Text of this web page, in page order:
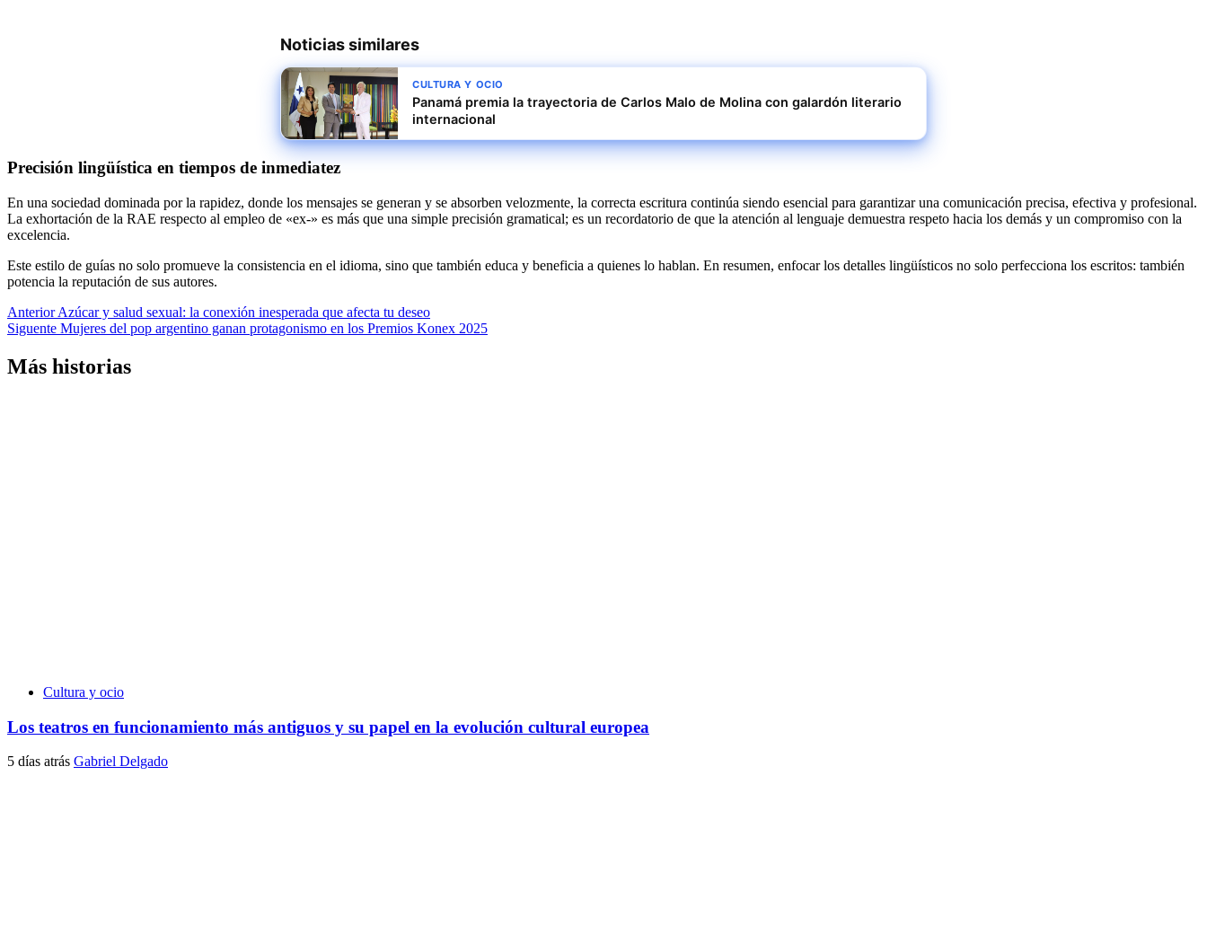
Noticias similares
CULTURA Y OCIO
Panamá premia la trayectoria de Carlos Malo de Molina con galardón literario
internacional
Precisión lingüística en tiempos de inmediatez
En una sociedad dominada por la rapidez, donde los mensajes se generan y se absorben velozmente, la correcta escritura continúa siendo esencial para garantizar una comunicación precisa, efectiva y profesional.
La exhortación de la RAE respecto al empleo de «ex-» es más que una simple precisión gramatical; es un recordatorio de que la atención al lenguaje demuestra respeto hacia los demás y un compromiso con la
excelencia.
Este estilo de guías no solo promueve la consistencia en el idioma, sino que también educa y beneficia a quienes lo hablan. En resumen, enfocar los detalles lingüísticos no solo perfecciona los escritos: también
potencia la reputación de sus autores.
Navegación
de
entradas
AnteriorAzúcar y salud sexual: la conexión inesperada que afecta tu deseo
Siguente Mujeres del pop argentino ganan protagonismo en los Premios Konex 2025
Más historias
Cultura y ocio
Los teatros en funcionamiento más antiguos y su papel en la evolución cultural europea
5 días atrás Gabriel Delgado